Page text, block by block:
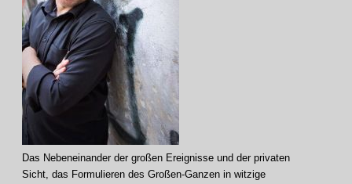
Das Nebeneinander der großen Ereignisse und der privaten
Sicht, das Formulieren des Großen-Ganzen in witzige